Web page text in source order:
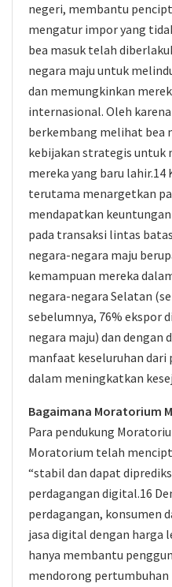
negeri, membantu
mengatur impor yang
bea masuk telah
negara maju untuk
dan memungkinkan
internasional. Oleh
berkembang melihat bea
kebijakan strategis untuk
mereka yang baru lahir.14
terutama menargetkan
mendapatkan
pada transaksi lintas
negara-negara maju
kemampuan mereka
negara-negara Selatan
sebelumnya, 76% ekspor
negara maju) dan dengan
manfaat keseluruhan
dalam meningkatkan
Bagaimana Moratorium
Para pendukung
Moratorium telah
“stabil dan dapat
perdagangan digital.16
perdagangan, konsumen
jasa digital dengan harga
hanya membantu
mendorong